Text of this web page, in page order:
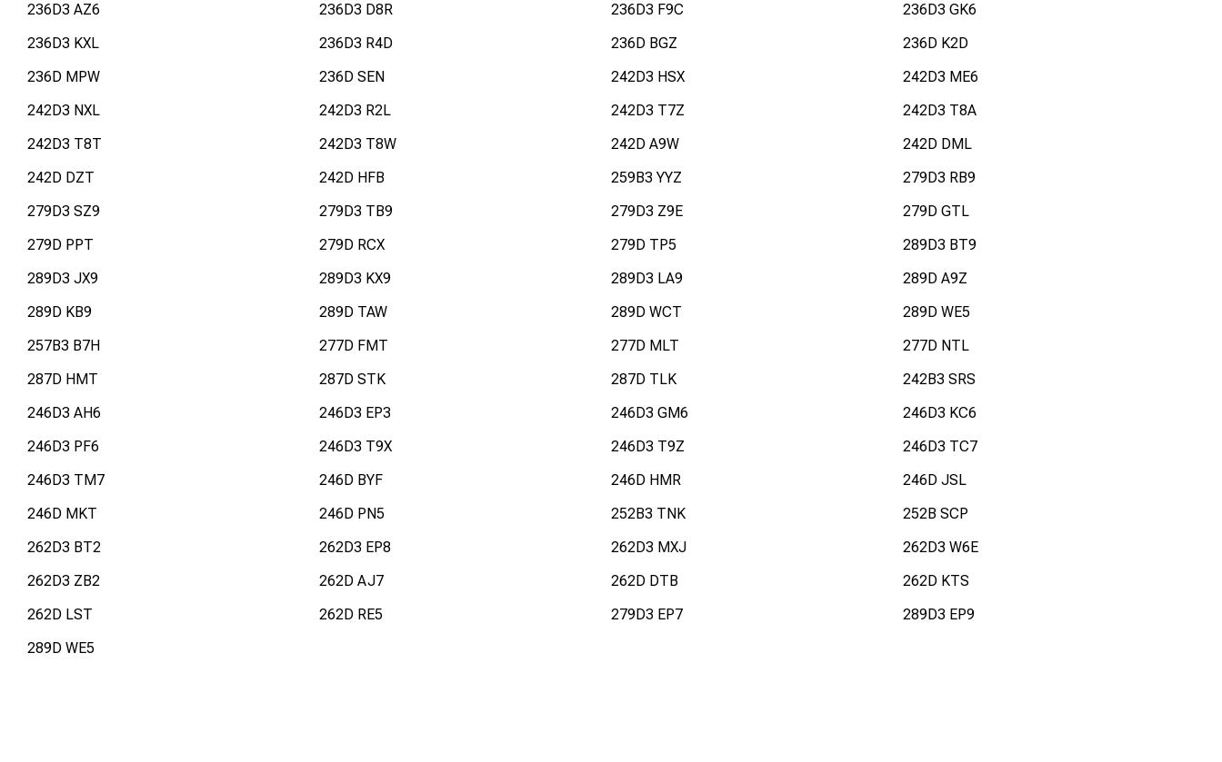
236D3 AZ6
236D3 D8R 236D3 F9C
236D3 GK6
236D3 KXL
236D3 R4D 236D BGZ
236D K2D
236D MPW
236D SEN 242D3 HSX
242D3 ME6
242D3 NXL
242D3 R2L 242D3 T7Z
242D3 T8A
242D3 T8T
242D3 T8W 242D A9W
242D DML
242D DZT
242D HFB 259B3 YYZ
279D3 RB9
279D3 SZ9
279D3 TB9 279D3 Z9E
279D GTL
279D PPT
279D RCX 279D TP5
289D3 BT9
289D3 JX9
289D3 KX9 289D3 LA9
289D A9Z
289D KB9
289D TAW 289D WCT
289D WE5
257B3 B7H
277D FMT 277D MLT
277D NTL
287D HMT
287D STK 287D TLK
242B3 SRS
246D3 AH6
246D3 EP3 246D3 GM6
246D3 KC6
246D3 PF6
246D3 T9X 246D3 T9Z
246D3 TC7
246D3 TM7
246D BYF 246D HMR
246D JSL
246D MKT
246D PN5 252B3 TNK
252B SCP
262D3 BT2
262D3 EP8 262D3 MXJ
262D3 W6E
262D3 ZB2
262D AJ7 262D DTB
262D KTS
262D LST
262D RE5 279D3 EP7
289D3 EP9
289D WE5